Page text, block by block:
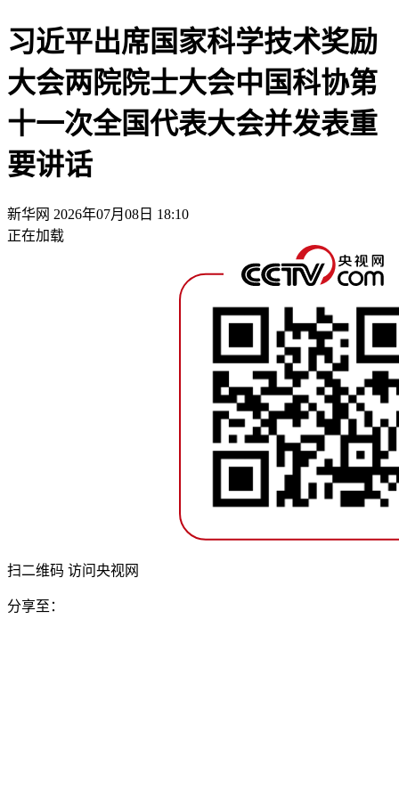
习近平出席国家科学技术奖励
大会两院院士大会中国科协第
十一次全国代表大会并发表重
要讲话
新华网 2026年07月08日 18:10
正在加载
扫二维码 访问央视网
分享至：